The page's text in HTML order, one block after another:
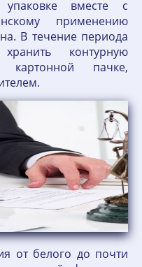
вместе с
применению
В течение периода
контурную
пачке,
от белого до почти